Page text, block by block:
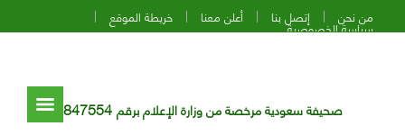
من نحن إتصل بنا أعلن معنا خريطة الموقع
سياسة الخصوصية
صحيفة سعودية مرخصة من وزارة الإعلام برقم 847554